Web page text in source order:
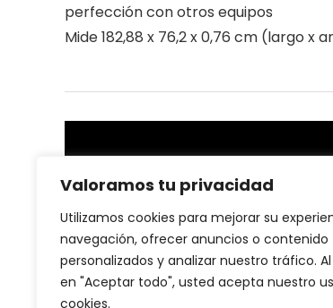
Valoramos tu privacidad
Utilizamos cookies para mejorar su
navegación, ofrecer anuncios o contenido
personalizados y analizar nuestro tráfico.
en "Aceptar todo", usted acepta nuestro
cookies.
perfección con otros equipos
Mide 182,88 x 76,2 x 0,76 cm (largo x
En nuestra plataforma, creemos que la
bienestar son la base de una vida plena. Por
dedicamos a ofrecer productos de salud y
alta calidad que te ayuden a alcanzar tus
personales, ya sea mejorar tu rendimiento,
cuerpo o llevar un estilo de vida más activo.